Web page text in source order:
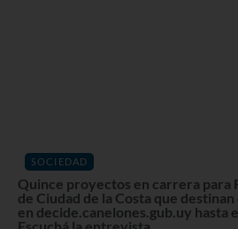
SOCIEDAD
Quince proyectos en carrera para
de Ciudad de la Costa que
en decide.canelones.gub.uy hasta